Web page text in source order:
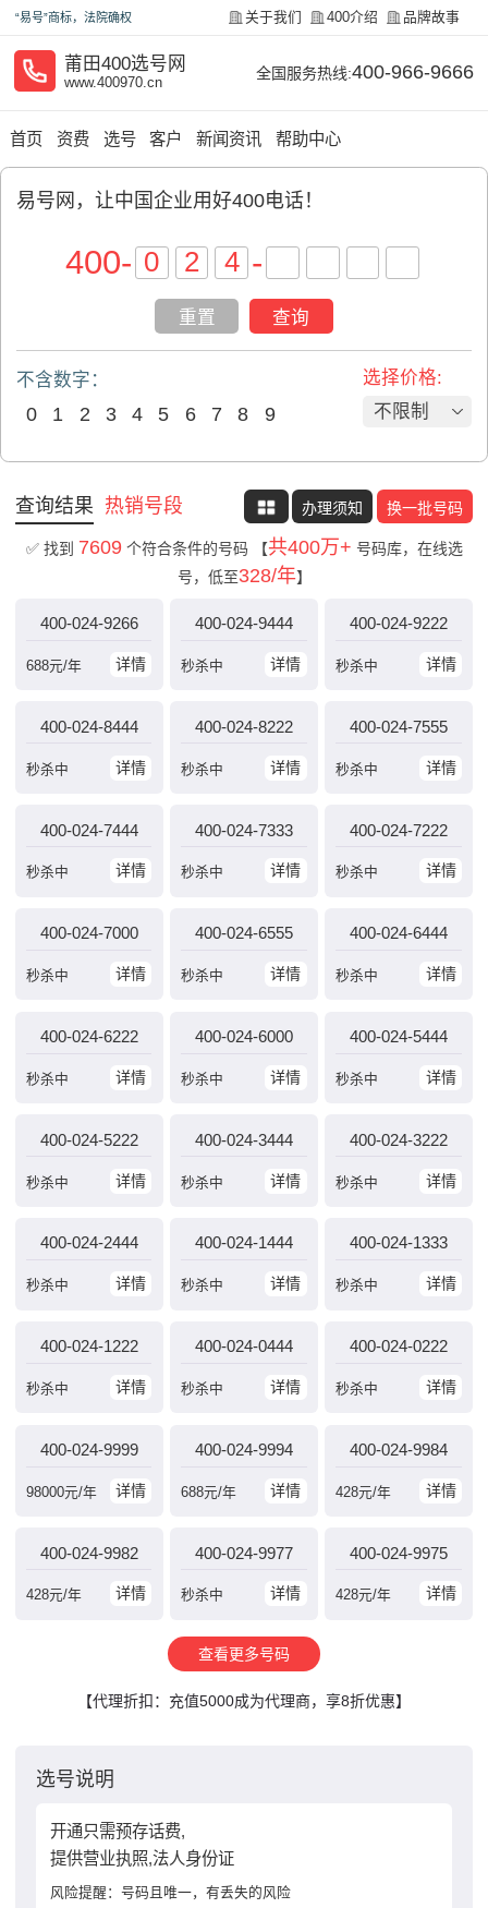
“易号”商标，法院确权 关于我们 400介绍 品牌故事
莆田400选号网
www.400970.cn
全国服务热线:400-966-9666
首页 资费 选号 客户 新闻资讯 帮助中心
易号网，让中国企业用好400电话！
400- -
重置 查询
不含数字：
0 1 2 3 4 5 6 7 8 9
选择价格:
不限制
查询结果 热销号段 办理须知 换一批号码
✅ 找到 7609个符合条件的号码 【共400万+ 号码库，在线选
号，低至328/年】
400-024-9266
详情
688元/年
400-024-9444
详情
秒杀中
400-024-9222
详情
秒杀中
400-024-8444
详情
秒杀中
400-024-8222
详情
秒杀中
400-024-7555
详情
秒杀中
400-024-7444
详情
秒杀中
400-024-7333
详情
秒杀中
400-024-7222
详情
秒杀中
400-024-7000
详情
秒杀中
400-024-6555
详情
秒杀中
400-024-6444
详情
秒杀中
400-024-6222
详情
秒杀中
400-024-6000
详情
秒杀中
400-024-5444
详情
秒杀中
400-024-5222
详情
秒杀中
400-024-3444
详情
秒杀中
400-024-3222
详情
秒杀中
400-024-2444
详情
秒杀中
400-024-1444
详情
秒杀中
400-024-1333
详情
秒杀中
400-024-1222
详情
秒杀中
400-024-0444
详情
秒杀中
400-024-0222
详情
秒杀中
400-024-9999
详情
98000元/年
400-024-9994
详情
688元/年
400-024-9984
详情
428元/年
400-024-9982
详情
428元/年
400-024-9977
详情
秒杀中
400-024-9975
详情
428元/年
查看更多号码
【代理折扣：充值5000成为代理商，享8折优惠】
选号说明
开通只需预存话费,
提供营业执照,法人身份证
风险提醒：号码且唯一，有丢失的风险